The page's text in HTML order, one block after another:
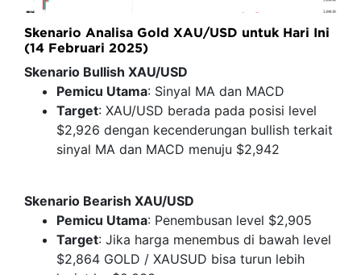
Skenario Analisa Gold XAU/USD untuk Hari Ini
(14 Februari 2025)
Skenario Bullish XAU/USD
Pemicu Utama: Sinyal MA dan MACD
Target: XAU/USD berada pada posisi level
$2,926 dengan kecenderungan bullish terkait
sinyal MA dan MACD menuju $2,942
Skenario Bearish XAU/USD
Pemicu Utama: Penembusan level $2,905
Target: Jika harga menembus di bawah level
$2,864 GOLD / XAUSUD bisa turun lebih